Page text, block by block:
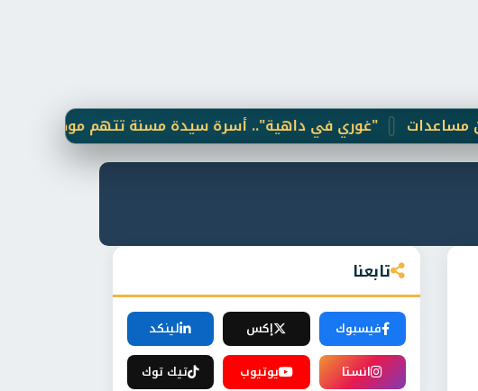
"غوري في داهية".. أسرة سيدة مسنة تتهم موظفة بخدمة عملاء
تابعنا
فيسبوك إكس
لينكد
انستا
يوتيوب تيك توك